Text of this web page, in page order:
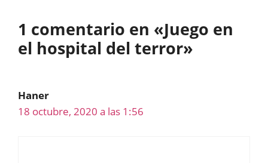
1 comentario en «Juego en
el hospital del terror»
Haner
18 octubre, 2020 a las 1:56